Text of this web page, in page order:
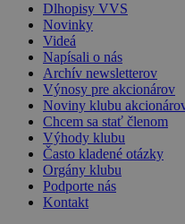
Dlhopisy VVS
Novinky
Videá
Napísali o nás
Archív newsletterov
Výnosy pre akcionárov
Noviny klubu
Chcem sa stať členom
Výhody klubu
Často kladené otázky
Orgány klubu
Podporte nás
Kontakt